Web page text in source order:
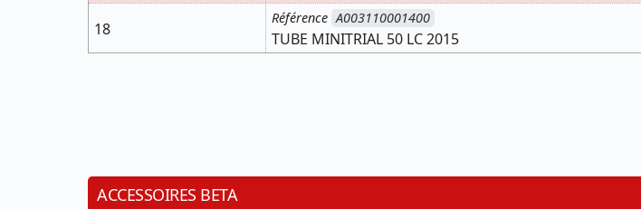
18
Référence A003110001400
TUBE MINITRIAL 50 LC 2015
ACCESSOIRES BETA